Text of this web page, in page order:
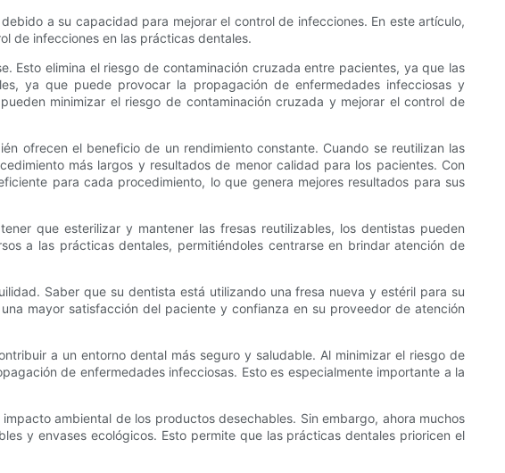
a su capacidad para mejorar el control de infecciones. En este artículo,
de infecciones en las prácticas dentales.
Esto elimina el riesgo de contaminación cruzada entre pacientes, ya que las
ya que puede provocar la propagación de enfermedades infecciosas y
minimizar el riesgo de contaminación cruzada y mejorar el control de
ofrecen el beneficio de un rendimiento constante. Cuando se reutilizan las
más largos y resultados de menor calidad para los pacientes. Con
para cada procedimiento, lo que genera mejores resultados para sus
que esterilizar y mantener las fresas reutilizables, los dentistas pueden
a las prácticas dentales, permitiéndoles centrarse en brindar atención de
Saber que su dentista está utilizando una fresa nueva y estéril para su
mayor satisfacción del paciente y confianza en su proveedor de atención
a un entorno dental más seguro y saludable. Al minimizar el riesgo de
de enfermedades infecciosas. Esto es especialmente importante a la
ambiental de los productos desechables. Sin embargo, ahora muchos
y envases ecológicos. Esto permite que las prácticas dentales prioricen el